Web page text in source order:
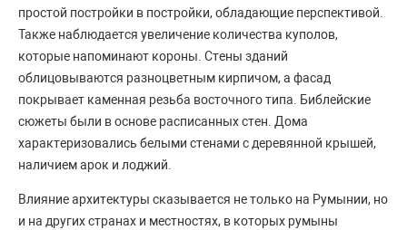
простой постройки в постройки, обладающие перспективой.
Также наблюдается увеличение количества куполов,
которые напоминают короны. Стены зданий
облицовываются разноцветным кирпичом, а фасад
покрывает каменная резьба восточного типа. Библейские
сюжеты были в основе расписанных стен. Дома
характеризовались белыми стенами с деревянной крышей,
наличием арок и лоджий.
Влияние архитектуры сказывается не только на Румынии, но
и на других странах и местностях, в которых румыны